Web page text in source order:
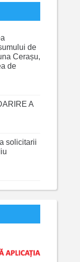
de
Cerașu,
de
A
solicitarii